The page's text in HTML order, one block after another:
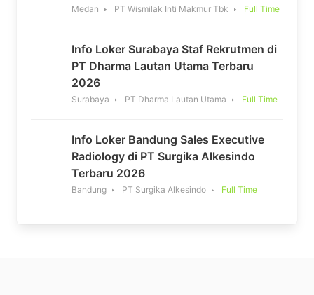
Medan PT Wismilak Inti Makmur Tbk Full Time
Info Loker Surabaya Staf Rekrutmen di
PT Dharma Lautan Utama Terbaru
2026
Surabaya PT Dharma Lautan Utama Full Time
Info Loker Bandung Sales Executive
Radiology di PT Surgika Alkesindo
Terbaru 2026
Bandung PT Surgika Alkesindo Full Time